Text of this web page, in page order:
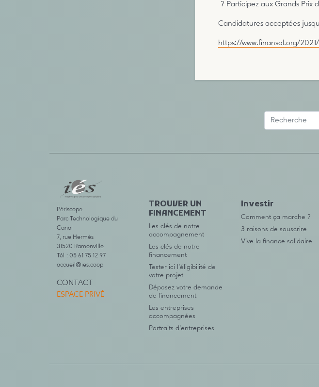
? Participez aux Grands Prix
Candidatures acceptées
https://www.finansol.org/
Périscope
Parc Technologique du
Canal
7, rue Hermès
31520 Ramonville
Tél : 05 61 75 12 97
accueil@ies.coop
CONTACT
ESPACE PRIVÉ
TROUVER UN
FINANCEMENT
Les clés de notre
accompagnement
Les clés de notre
financement
Tester ici l’éligibilité de
votre projet
Déposez votre demande
de financement
Les entreprises
accompagnées
Portraits d’entreprises
Investir
Comment ça marche ?
3 raisons de souscrire
Vive la finance solidaire